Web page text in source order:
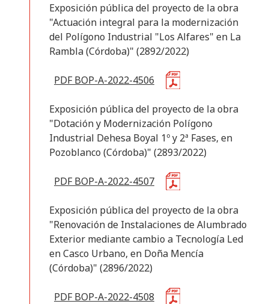
Categoría
Limpiar Aplicar
Exposición pública del proyecto de la obra
"Actuación integral para la modernización
del Polígono Industrial "Los Alfares" en La
Rambla (Córdoba)" (2892/2022)
PDF BOP-A-2022-4506
Exposición pública del proyecto de la obra
"Dotación y Modernización Polígono
Industrial Dehesa Boyal 1º y 2ª Fases, en
Pozoblanco (Córdoba)" (2893/2022)
PDF BOP-A-2022-4507
Exposición pública del proyecto de la obra
"Renovación de Instalaciones de Alumbrado
Exterior mediante cambio a Tecnología Led
en Casco Urbano, en Doña Mencía
(Córdoba)" (2896/2022)
PDF BOP-A-2022-4508